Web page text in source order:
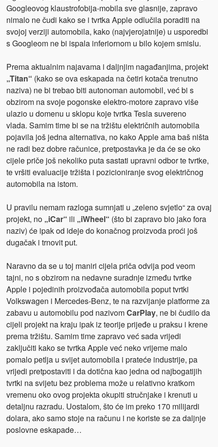
Googleovog klaustrofobija-mobila sve glasnije, zapravo
nimalo ne čudi kako se i tvrtka Apple odlučila poraditi na
svojoj verziji automobila, kako (najvjerojatnije) u usporedbi
s Googleom ne bi ispala inferiornom u bilo kojem smislu.
Prema aktualnim najavama i daljnjim nagađanjima, projekt
„Titan“ (kako se ova eskapada na četiri kotača trenutno
naziva) ne bi trebao biti autonoman automobil, već bi s
obzirom na svoje pogonske elektro-motore zapravo više
ulazio u domenu u sklopu koje tvrtka Tesla suvereno
vlada. Samim time bi se na tržištu električnih automobila
pojavila još jedna alternativa, no kako Apple ama baš ništa
ne radi bez dobre računice, pretpostavka je da će se oko
cijele priče još nekoliko puta sastati upravni odbor te tvrtke,
te vršiti evaluacije tržišta i pozicioniranje svog električnog
automobila na istom.
U pravilu nemam razloga sumnjati u „zeleno svjetlo“ za ovaj
projekt, no „iCar“ ili „iWheel“ (što bi zapravo bio jako fora
naziv) će ipak od ideje do konačnog proizvoda proći još
dugačak i trnovit put.
Naravno da se u toj maniri cijela priča odvija pod veom
tajni, no s obzirom na nedavne suradnje između tvrtke
Apple i pojedinih proizvođača automobila poput tvrtki
Volkswagen i Mercedes-Benz, te na razvijanje platforme za
zabavu u automobilu pod nazivomCarPlay, ne bi čudilo da
cijeli projekt na kraju ipak iz teorije prijeđe u praksu i krene
prema tržištu. Samim time zapravo već sada vrijedi
zaključiti kako se tvrtka Apple već neko vrijeme malo
pomalo petlja u svijet automobila i prateće industrije, pa
vrijedi pretpostaviti i da dotična kao jedna od najbogatijih
tvrtki na svijetu bez problema može u relativno kratkom
vremenu oko ovog projekta okupiti stručnjake i krenuti u
detaljnu razradu. Uostalom, što će im preko 170 milijardi
dolara, ako samo stoje na računu i ne koriste se za daljnje
poslovne eskapade…